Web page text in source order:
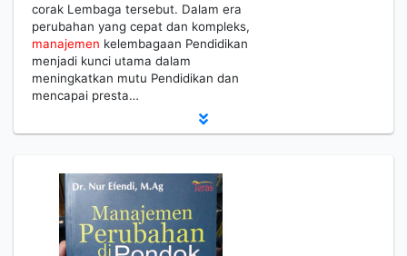
corak Lembaga tersebut. Dalam era
perubahan yang cepat dan kompleks,
manajemen kelembagaan Pendidikan
menjadi kunci utama dalam
meningkatkan mutu Pendidikan dan
mencapai presta…